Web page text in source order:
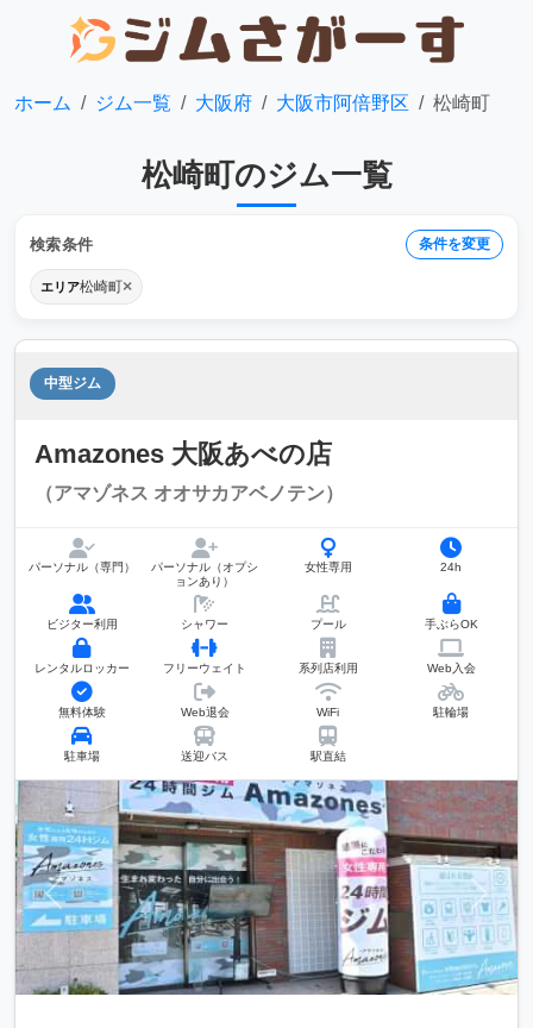
ホーム ジム一覧 大阪府 大阪市阿倍野区 松崎町
松崎町のジム一覧
検索条件 条件を変更
エリア松崎町×
中型ジム
Amazones 大阪あべの店
（アマゾネス オオサカアベノテン）
パーソナル（専門）
パーソナル（オプシ
ョンあり）
女性専用 24h
ビジター利用 シャワー プール 手ぶらOK
レンタルロッカー フリーウェイト 系列店利用 Web入会
無料体験 Web退会 WiFi 駐輪場
駐車場 送迎バス 駅直結
前へ 次へ